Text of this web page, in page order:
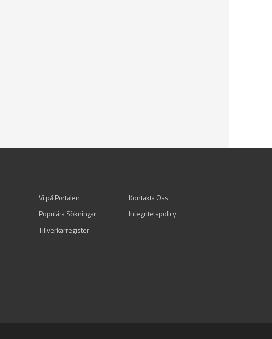
Vi på Portalen
Kontakta Oss
Populära Sökningar
Integritetspolicy
Tillverkarregister